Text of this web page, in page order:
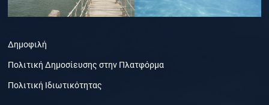
Δημοφιλή
Πολιτική Δημοσίευσης στην Πλατφόρμα
Πολιτική Ιδιωτικότητας